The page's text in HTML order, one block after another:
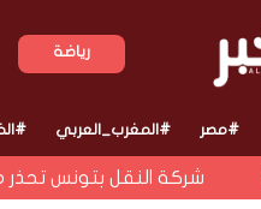
رياضة
#مصر #المغرب_العربي
شركة النقل بتونس تحذر